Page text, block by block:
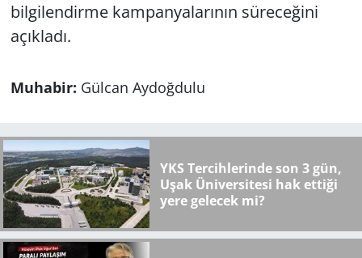
bilgilendirme kampanyalarının süreceğini
açıkladı.
Muhabir: Gülcan Aydoğdulu
YKS Tercihlerinde son 3 gün,
Uşak Üniversitesi hak ettiği
yere gelecek mi?